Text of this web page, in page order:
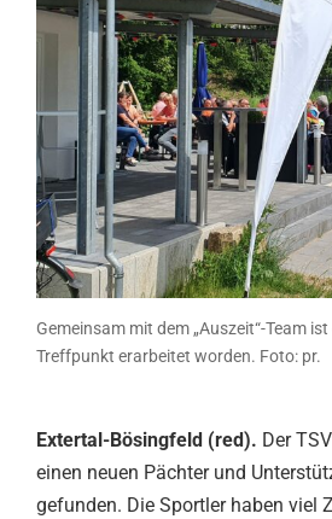
Gemeinsam mit dem „Auszeit“-Team
Treffpunkt erarbeitet worden. Foto: pr.
Extertal-Bösingfeld (red). Der
einen neuen Pächter und
gefunden. Die Sportler haben viel